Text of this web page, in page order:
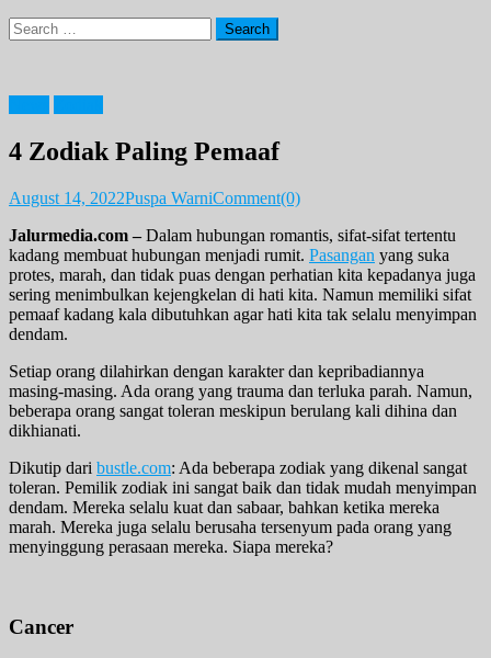
Search
for:
4 Zodiak Paling Pemaaf
August 14, 2022Puspa WarniComment(0)
Jalurmedia.com – Dalam hubungan romantis, sifat-sifat tertentu
kadang membuat hubungan menjadi rumit. Pasangan yang suka
protes, marah, dan tidak puas dengan perhatian kita kepadanya juga
sering menimbulkan kejengkelan di hati kita. Namun memiliki sifat
pemaaf kadang kala dibutuhkan agar hati kita tak selalu menyimpan
dendam.
Setiap orang dilahirkan dengan karakter dan kepribadiannya
masing-masing. Ada orang yang trauma dan terluka parah. Namun,
beberapa orang sangat toleran meskipun berulang kali dihina dan
dikhianati.
Dikutip dari bustle.com: Ada beberapa zodiak yang dikenal sangat
toleran. Pemilik zodiak ini sangat baik dan tidak mudah menyimpan
dendam. Mereka selalu kuat dan sabaar, bahkan ketika mereka
marah. Mereka juga selalu berusaha tersenyum pada orang yang
menyinggung perasaan mereka. Siapa mereka?
Cancer